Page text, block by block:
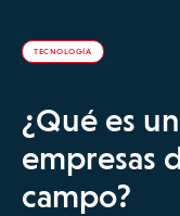
TECNOLOGÍA
¿Qué es
empresas
campo?